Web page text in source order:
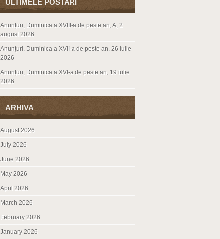
ULTIMELE POSTARI
Anunțuri, Duminica a XVIII-a de peste an, A, 2
august 2026
Anunțuri, Duminica a XVII-a de peste an, 26 iulie
2026
Anunțuri, Duminica a XVI-a de peste an, 19 iulie
2026
ARHIVA
August 2026
July 2026
June 2026
May 2026
April 2026
March 2026
February 2026
January 2026